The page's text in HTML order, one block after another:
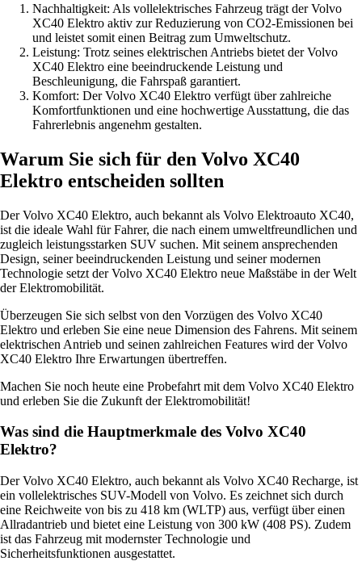
Nachhaltigkeit: Als vollelektrisches Fahrzeug trägt der Volvo
XC40 Elektro aktiv zur Reduzierung von CO2-Emissionen bei
und leistet somit einen Beitrag zum Umweltschutz.
Leistung: Trotz seines elektrischen Antriebs bietet der Volvo
XC40 Elektro eine beeindruckende Leistung und
Beschleunigung, die Fahrspaß garantiert.
Komfort: Der Volvo XC40 Elektro verfügt über zahlreiche
Komfortfunktionen und eine hochwertige Ausstattung, die das
Fahrerlebnis angenehm gestalten.
Warum Sie sich für den Volvo XC40
Elektro entscheiden sollten
Der Volvo XC40 Elektro, auch bekannt als Volvo Elektroauto XC40,
ist die ideale Wahl für Fahrer, die nach einem umweltfreundlichen und
zugleich leistungsstarken SUV suchen. Mit seinem ansprechenden
Design, seiner beeindruckenden Leistung und seiner modernen
Technologie setzt der Volvo XC40 Elektro neue Maßstäbe in der Welt
der Elektromobilität.
Überzeugen Sie sich selbst von den Vorzügen des Volvo XC40
Elektro und erleben Sie eine neue Dimension des Fahrens. Mit seinem
elektrischen Antrieb und seinen zahlreichen Features wird der Volvo
XC40 Elektro Ihre Erwartungen übertreffen.
Machen Sie noch heute eine Probefahrt mit dem Volvo XC40 Elektro
und erleben Sie die Zukunft der Elektromobilität!
Was sind die Hauptmerkmale des Volvo XC40
Elektro?
Der Volvo XC40 Elektro, auch bekannt als Volvo XC40 Recharge, ist
ein vollelektrisches SUV-Modell von Volvo. Es zeichnet sich durch
eine Reichweite von bis zu 418 km (WLTP) aus, verfügt über einen
Allradantrieb und bietet eine Leistung von 300 kW (408 PS). Zudem
ist das Fahrzeug mit modernster Technologie und
Sicherheitsfunktionen ausgestattet.